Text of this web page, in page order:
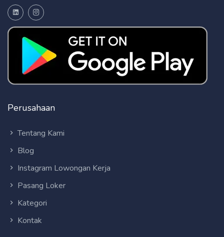
Perusahaan
Tentang Kami
Blog
Instagram Lowongan Kerja
Pasang Loker
Kategori
Kontak